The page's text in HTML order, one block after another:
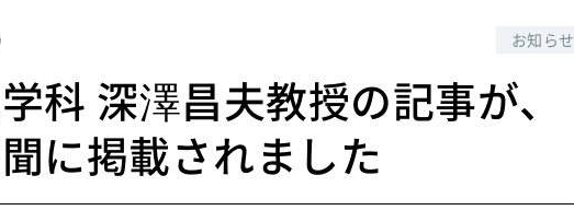
お知らせ
科 深澤昌夫教授の記事が、
に掲載されました